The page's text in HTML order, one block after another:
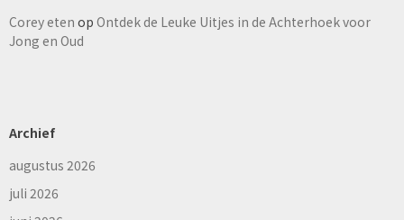
Corey eten op Ontdek de Leuke Uitjes in de Achterhoek voor
Jong en Oud
Archief
augustus 2026
juli 2026